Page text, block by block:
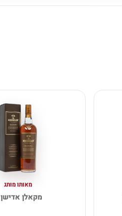
מאותו מותג
מקאלן אדישן 1